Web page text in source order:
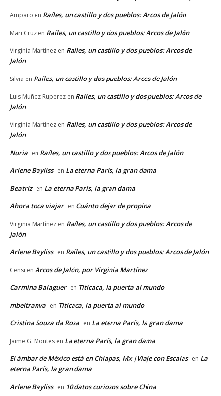
Amparo en Raíles, un castillo y dos pueblos: Arcos de Jalón
Mari Cruz en Raíles, un castillo y dos pueblos: Arcos de Jalón
Virginia Martínez en Raíles, un castillo y dos pueblos: Arcos de
Jalón
Silvia en Raíles, un castillo y dos pueblos: Arcos de Jalón
Luis Muñoz Ruperez en Raíles, un castillo y dos pueblos: Arcos de
Jalón
Virginia Martínez en Raíles, un castillo y dos pueblos: Arcos de
Jalón
Nuria en Raíles, un castillo y dos pueblos: Arcos de Jalón
Arlene Bayliss en La eterna París, la gran dama
Beatriz en La eterna París, la gran dama
Ahora toca viajar en Cuánto dejar de propina
Virginia Martínez en Raíles, un castillo y dos pueblos: Arcos de
Jalón
Arlene Bayliss en Raíles, un castillo y dos pueblos: Arcos de Jalón
Censi en Arcos de Jalón, por Virginia Martínez
Carmina Balaguer en Titicaca, la puerta al mundo
mbeltranva en Titicaca, la puerta al mundo
Cristina Souza da Rosa en La eterna París, la gran dama
Jaime G. Montes en La eterna París, la gran dama
El ámbar de México está en Chiapas, Mx |Viaje con Escalas en La
eterna París, la gran dama
Arlene Bayliss en 10 datos curiosos sobre China